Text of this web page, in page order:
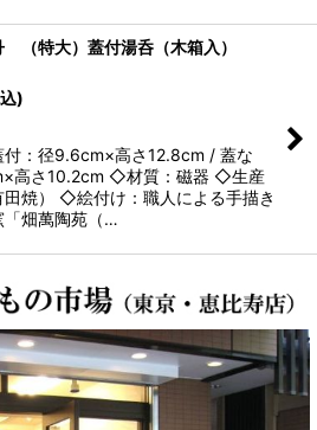
（特大）蓋付湯呑（木箱入）
)
付：径9.6cm×高さ12.8cm / 蓋な
高さ10.2cm ◇材質：磁器 ◇生産
田焼） ◇絵付け：職人による手描き
「畑萬陶苑（…